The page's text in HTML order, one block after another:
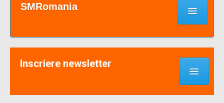
SMRomania
Noutati & Cercetari
Inscriere newsletter